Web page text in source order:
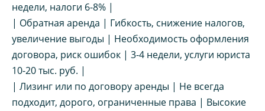
недели, налоги 6-8% |
| Обратная аренда | Гибкость, снижение налогов,
увеличение выгоды | Необходимость оформления
договора, риск ошибок | 3-4 недели, услуги юриста
10-20 тыс. руб. |
| Лизинг или по договору аренды | Не всегда
подходит, дорого, ограниченные права | Высокие